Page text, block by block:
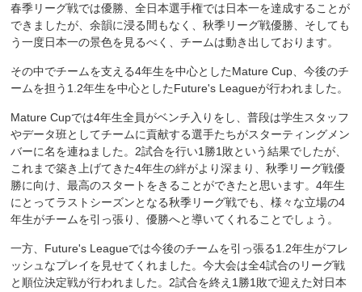
春季リーグ戦では優勝、全日本選手権では日本一を達成することが
できましたが、余韻に浸る間もなく、秋季リーグ戦優勝、そしても
う一度日本一の景色を見るべく、チームは動き出しております。
その中でチームを支える4年生を中心としたMature Cup、今後のチ
ームを担う1.2年生を中心としたFuture's Leagueが行われました。
Mature Cupでは4年生全員がベンチ入りをし、普段は学生スタッフ
やデータ班としてチームに貢献する選手たちがスターティングメン
バーに名を連ねました。2試合を行い1勝1敗という結果でしたが、
これまで築き上げてきた4年生の絆がより深まり、秋季リーグ戦優
勝に向け、最高のスタートをきることができたと思います。4年生
にとってラストシーズンとなる秋季リーグ戦でも、様々な立場の4
年生がチームを引っ張り、優勝へと導いてくれることでしょう。
一方、Future's Leagueでは今後のチームを引っ張る1.2年生がフレ
ッシュなプレイを見せてくれました。今大会は全4試合のリーグ戦
と順位決定戦が行われました。2試合を終え1勝1敗で迎えた対日本